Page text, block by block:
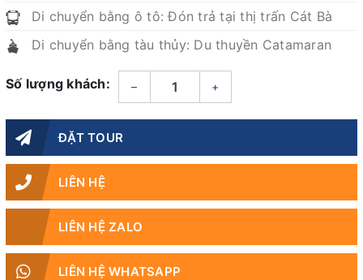
Di chuyển bằng ô tô: Đón trả tại thị trấn Cát Bà
Di chuyển bằng tàu thủy: Du thuyền Catamaran
Số lượng khách: – +
ĐẶT TOUR
LIÊN HỆ
LIÊN HỆ ZALO
LIÊN HỆ WHATSAPP